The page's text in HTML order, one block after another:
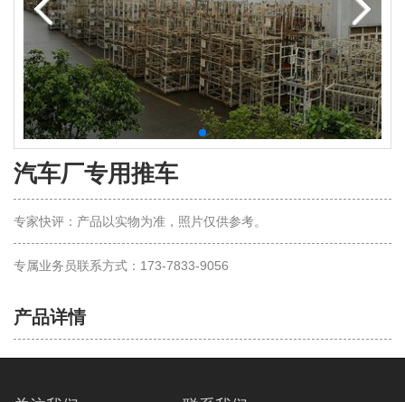
汽车厂专用推车
专家快评：产品以实物为准，照片仅供参考。
专属业务员联系方式：173-7833-9056
产品详情